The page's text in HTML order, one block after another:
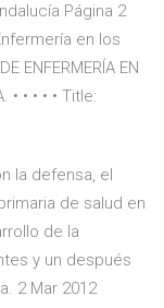
Página 2
en los
ENFERMERÍA EN
• • • • • Title:
la defensa, el
de salud en
de la
y un después
2 Mar 2012